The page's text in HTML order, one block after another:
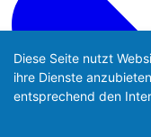
Diese Seite nutzt
ihre Dienste
entsprechend den